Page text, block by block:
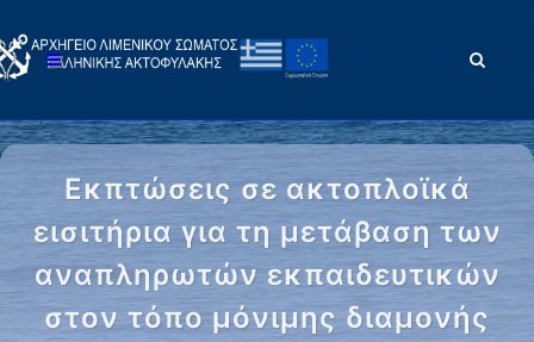
Εκπτώσεις σε ακτοπλοϊκά
εισιτήρια για τη μετάβαση των
αναπληρωτών εκπαιδευτικών
στον τόπο μόνιμης διαμονής